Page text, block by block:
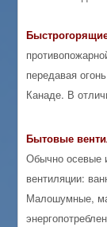
передавая
Канаде. В
Бытовые
Обычно осевые
вентиляции:
Малошумные,